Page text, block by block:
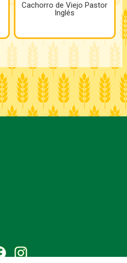
Cachorro de Viejo Pastor
Inglés